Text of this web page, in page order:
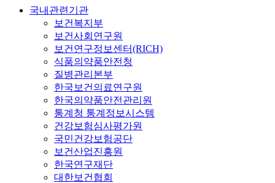
국내관련기관
보건복지부
보건사회연구원
보건연구정보센터(RICH)
식품의약품안전청
질병관리본부
한국보건의료연구원
한국의약품안전관리원
통계청 통계정보시스템
건강보험심사평가원
국민건강보험공단
보건산업진흥원
한국연구재단
대한보건협회